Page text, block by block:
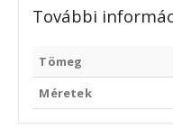
További
Tömeg
Méretek